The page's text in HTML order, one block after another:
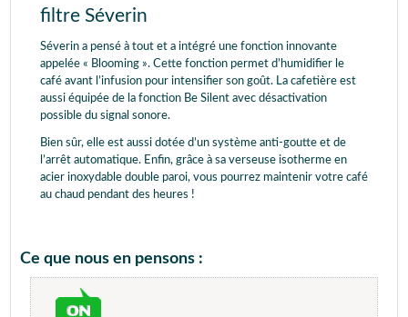
filtre Séverin
Séverin a pensé à tout et a intégré une fonction innovante
appelée « Blooming ». Cette fonction permet d’humidifier le
café avant l’infusion pour intensifier son goût. La cafetière est
aussi équipée de la fonction Be Silent avec désactivation
possible du signal sonore.
Bien sûr, elle est aussi dotée d’un système anti-goutte et de
l’arrêt automatique. Enfin, grâce à sa verseuse isotherme en
acier inoxydable double paroi, vous pourrez maintenir votre café
au chaud pendant des heures !
Ce que nous en pensons :